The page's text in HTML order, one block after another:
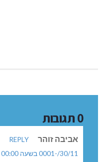
0 תגובות
אביבה זוהר
REPLY
30/11/-0001 בשעה 00:00